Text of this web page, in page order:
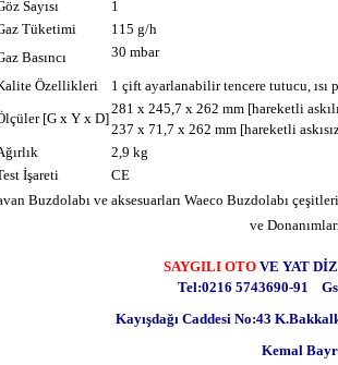
Sayısı
1
Tüketimi
115 g/h
Basıncı
30 mbar
Özellikleri
1 çift ayarlanabilir tencere tutucu, ısı
[G x Y x D]
281 x 245,7 x 262 mm [hareketli
237 x 71,7 x 262 mm [hareketli
2,9 kg
İşareti
CE
Buzdolabı ve aksesuarları Waeco Buzdolabı
ve
SAYGILI OTO VE YAT
Tel:0216 5743690-91
Kayışdağı Caddesi No:43
Kemal